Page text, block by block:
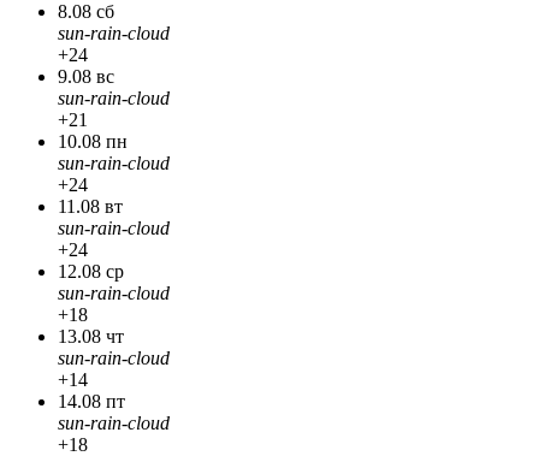
8.08 сб
sun-rain-cloud
+24
9.08 вс
sun-rain-cloud
+21
10.08 пн
sun-rain-cloud
+24
11.08 вт
sun-rain-cloud
+24
12.08 ср
sun-rain-cloud
+18
13.08 чт
sun-rain-cloud
+14
14.08 пт
sun-rain-cloud
+18